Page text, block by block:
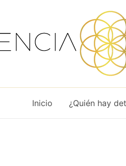
Inicio ¿Quién hay